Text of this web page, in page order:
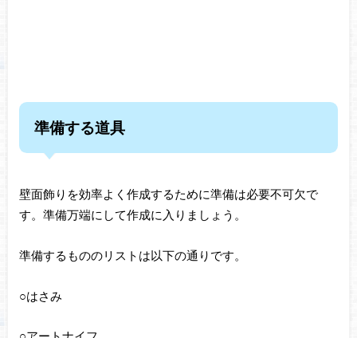
準備する道具
壁面飾りを効率よく作成するために準備は必要不可欠で
す。準備万端にして作成に入りましょう。
準備するもののリストは以下の通りです。
○はさみ